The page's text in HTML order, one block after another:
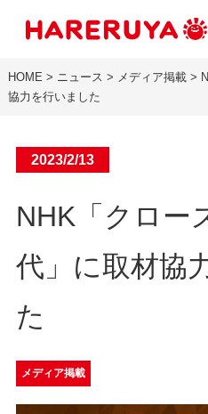
会社案内
求人情報
お問い合わせ
HOME > ニュース > メディア掲載>
協力を行いました
2023/2/13
NHK「クロー
代」に取材協
た
メディア掲載